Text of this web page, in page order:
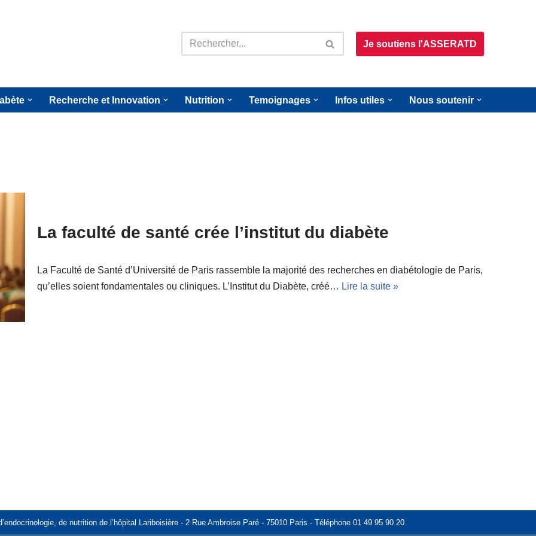
Je soutiens l'ASSERATD
Recherche et Innovation Nutrition Temoignages Infos utiles Nous soutenir
La faculté de santé crée l’institut du diabète
La Faculté de Santé d’Université de Paris rassemble la majorité des recherches en diabétologie de Paris,
qu’elles soient fondamentales ou cliniques. L’Institut du Diabète, créé… Lire la suite »
de nutrition de l’hôpital Lariboisière - 2 Rue Ambroise Paré - 75010 Paris - Téléphone 01 49 95 90 20